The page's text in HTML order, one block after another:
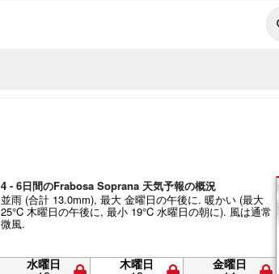
4 - 6日間のFrabosa Soprana 天気予報の概況
並雨 (合計 13.0mm), 最大 金曜日の午後に. 暖かい (最大
25°C 木曜日の午後に, 最小 19°C 水曜日の朝に). 風は通常
微風.
水曜日 木曜日 金曜日